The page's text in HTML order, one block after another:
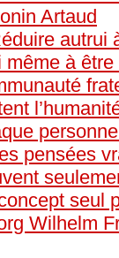
Artaud
autrui
même à
pensées
seul
Wilhelm